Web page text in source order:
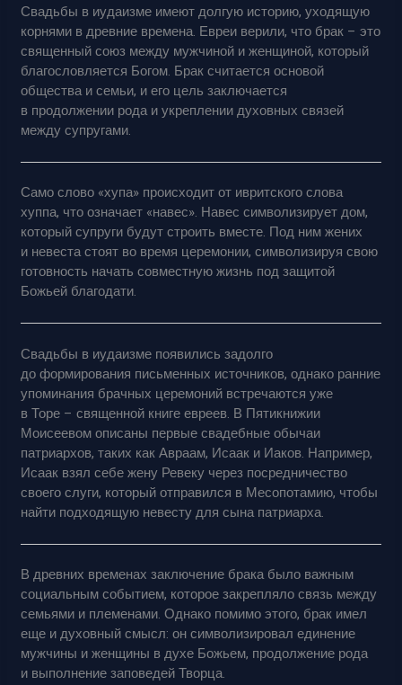
Свадьбы в иудаизме имеют долгую историю, уходящую
корнями в древние времена. Евреи верили, что брак – это
священный союз между мужчиной и женщиной, который
благословляется Богом. Брак считается основой
общества и семьи, и его цель заключается
в продолжении рода и укреплении духовных связей
между супругами.
Само слово «хупа» происходит от ивритского слова
хуппа, что означает «навес». Навес символизирует дом,
который супруги будут строить вместе. Под ним жених
и невеста стоят во время церемонии, символизируя свою
готовность начать совместную жизнь под защитой
Божьей благодати.
Свадьбы в иудаизме появились задолго
до формирования письменных источников, однако ранние
упоминания брачных церемоний встречаются уже
в Торе – священной книге евреев. В Пятикнижии
Моисеевом описаны первые свадебные обычаи
патриархов, таких как Авраам, Исаак и Иаков. Например,
Исаак взял себе жену Ревеку через посредничество
своего слуги, который отправился в Месопотамию, чтобы
найти подходящую невесту для сына патриарха.
В древних временах заключение брака было важным
социальным событием, которое закрепляло связь между
семьями и племенами. Однако помимо этого, брак имел
еще и духовный смысл: он символизировал единение
мужчины и женщины в духе Божьем, продолжение рода
и выполнение заповедей Творца.